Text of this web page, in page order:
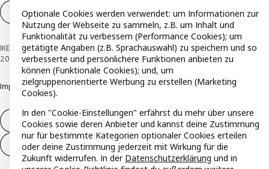
Cookie-Einstellungen DE
IKEA Österreich - Südring, 2334 Vösendorf © Inter IKEA Systems B.V. 1999-
2026
ImpressumDatenschutzerklärungCookie RichtlinieResponsible Disclosure
Widerruf / Rückgabe
Widerrufsrecht ausüben (Services)
Optionale Cookies werden verwendet: um Informationen zur
Nutzung der Webseite zu sammeln, z.B. um Inhalt und
Funktionalität zu verbessern (Performance Cookies); um
getätigte Angaben (z.B. Sprachauswahl) zu speichern und so
verbesserte und persönlichere Funktionen anbieten zu
können (Funktionale Cookies); und, um
zielgruppenorientierte Werbung zu erstellen (Marketing
Cookies).
In den "Cookie-Einstellungen" erfährst du mehr über unsere
Cookies sowie deren Anbieter und kannst deine Zustimmung
nur für bestimmte Kategorien optionaler Cookies erteilen
oder deine Zustimmung jederzeit mit Wirkung für die
Zukunft widerrufen. In der Datenschutzerklärung und in